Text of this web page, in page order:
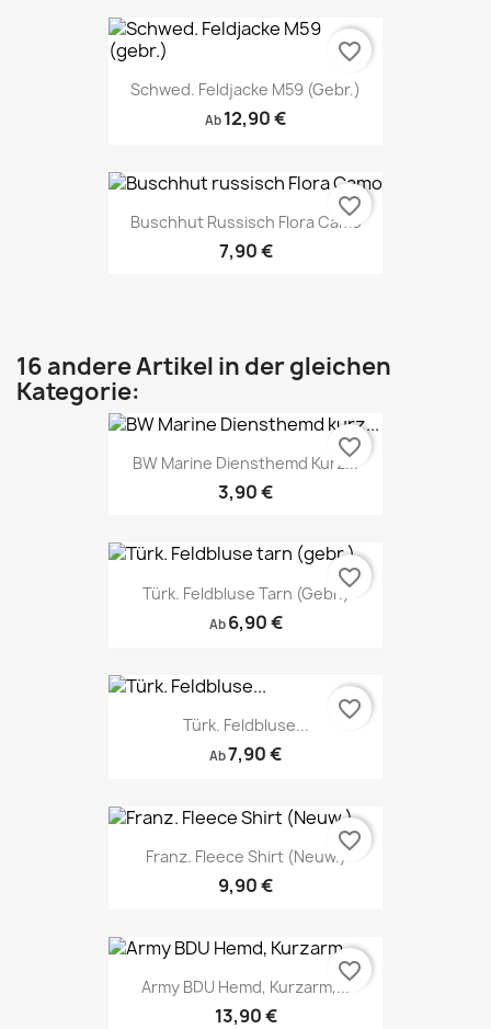
Schwed. Feldjacke M59 (gebr.)
Ab 12,90 €
favorite_border
Buschhut Russisch Flora Camo
7,90 €
favorite_border
16 andere Artikel in der gleichen
Kategorie:
BW Marine Diensthemd Kurz...
3,90 €
favorite_border
Türk. Feldbluse Tarn (gebr.)
Ab 6,90 €
favorite_border
Türk. Feldbluse...
Ab7,90 €
favorite_border
Franz. Fleece Shirt (Neuw.)
9,90 €
favorite_border
Army BDU Hemd, Kurzarm,...
13,90 €
favorite_border